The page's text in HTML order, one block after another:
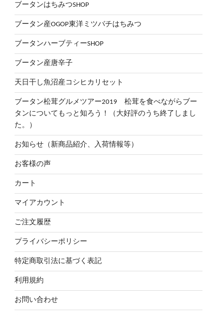
ブータンはちみつSHOP
ブータン産OGOP東洋ミツバチはちみつ
ブータンハーブティーSHOP
ブータン産唐辛子
天日干し魚沼産コシヒカリセット
ブータン松茸グルメツアー2019 松茸を食べながらブー
タンについてもっと知ろう！（大好評のうち終了しまし
た。）
お知らせ（新商品紹介、入荷情報等）
お客様の声
カート
マイアカウント
ご注文履歴
プライバシーポリシー
特定商取引法に基づく表記
利用規約
お問い合わせ